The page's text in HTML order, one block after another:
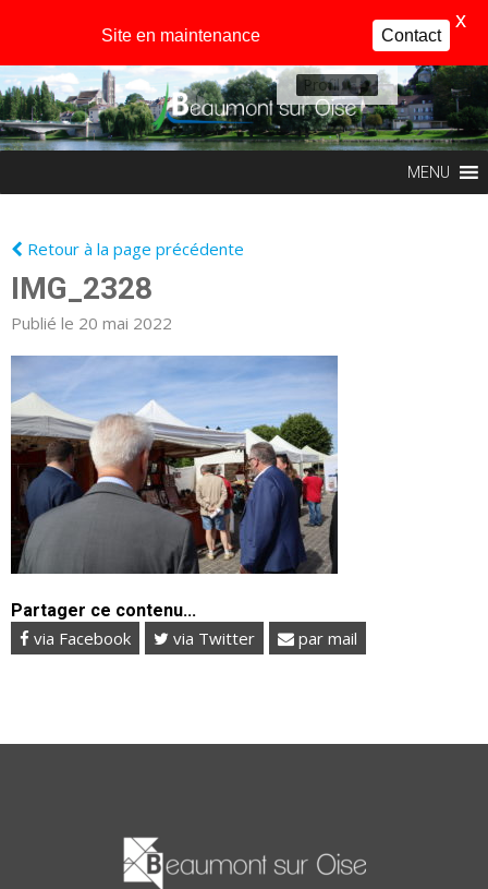
Profil
MENU
Retour à la page précédente
IMG_2328
Publié le 20 mai 2022
Partager ce contenu...
via Facebook via Twitter par mail
Site en maintenance Contact
X